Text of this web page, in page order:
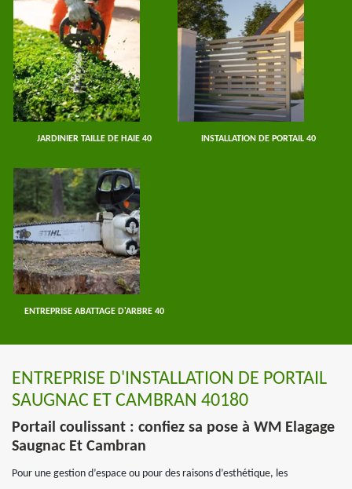
JARDINIER TAILLE DE HAIE 40 INSTALLATION DE PORTAIL 40
ENTREPRISE ABATTAGE D'ARBRE 40
ENTREPRISE D'INSTALLATION DE PORTAIL
SAUGNAC ET CAMBRAN 40180
Portail coulissant : confiez sa pose à WM Elagage
Saugnac Et Cambran
Pour une gestion d’espace ou pour des raisons d’esthétique, les